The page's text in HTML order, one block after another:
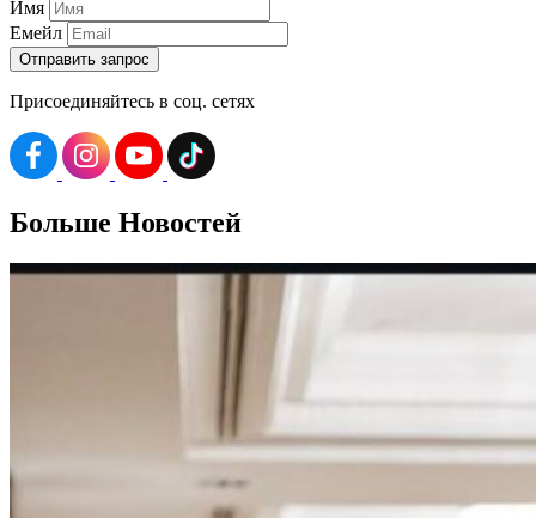
Имя
Емейл
Присоединяйтесь в соц. сетях
Больше Новостей